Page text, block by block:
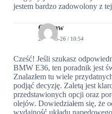
jestem bardzo zadowolony z tej
Gustaw
2024-05-26 / 10:54
Cześć! Jeśli szukasz
BMW E36, ten poradnik jest
Znalazłem tu wiele
podjąć decyzję. Zaletą jest
przedstawionych opcji oraz
olejów. Dowiedziałem się, że